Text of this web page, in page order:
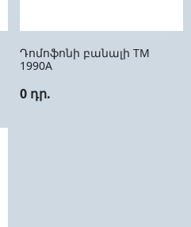
Դոմոֆոնի բանալի TM
1990A
0 դր.